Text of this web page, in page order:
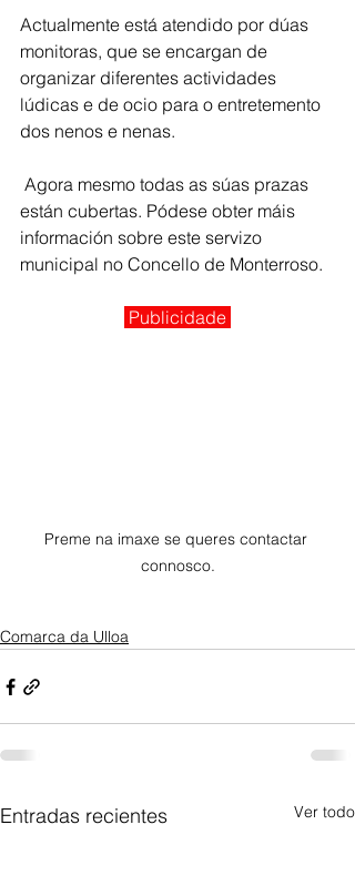
Actualmente está atendido por dúas
monitoras, que se encargan de
organizar diferentes actividades
lúdicas e de ocio para o entretemento
dos nenos e nenas.
están cubertas. Pódese obter máis
información sobre este servizo
municipal no Concello de Monterroso.
Publicidade
Preme na imaxe se queres contactar
connosco.
Comarca da Ulloa
Entradas recientes Ver todo